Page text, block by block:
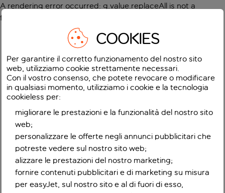
A rendering error occurred: g.value.replaceAll is not a
function
COOKIES
Per garantire il corretto funzionamento del nostro sito
web, utilizziamo cookie strettamente necessari.
Con il vostro consenso, che potete revocare o modificare
in qualsiasi momento, utilizziamo i cookie e la tecnologia
cookieless per:
migliorare le prestazioni e la funzionalità del nostro sito
web;
personalizzare le offerte negli annunci pubblicitari che
potreste vedere sul nostro sito web;
alizzare le prestazioni del nostro marketing;
fornire contenuti pubblicitari e di marketing su misura
per easyJet, sul nostro sito e al di fuori di esso,